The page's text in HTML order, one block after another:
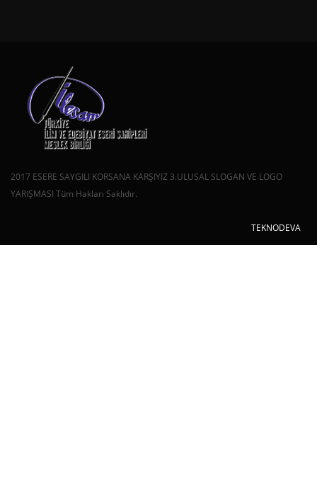
2017 ESERE SAYGILI KORSANA KARŞIYIZ 3.ULUSAL SLOGAN VE LOGO
YARIŞMASI Tüm Hakları Saklıdır.
TEKNODEVA